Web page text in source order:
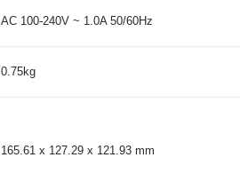
AC 100-240V ~ 1.0A 50/60Hz
0.75kg
165.61 x 127.29 x 121.93 mm